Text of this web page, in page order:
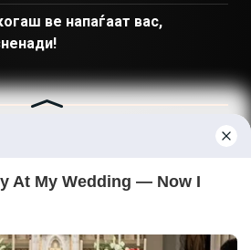
ве напаѓаат вас,
и Свет Спорт